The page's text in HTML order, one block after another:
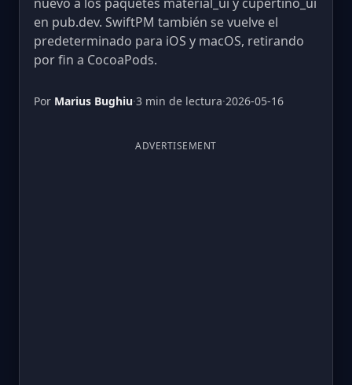
en pub.dev. SwiftPM también se vuelve el
predeterminado para iOS y macOS, retirando
por fin a CocoaPods.
Por Marius Bughiu·3 min de lectura·2026-05-16
ADVERTISEMENT